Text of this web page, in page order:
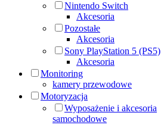
Nintendo Switch
Akcesoria
Pozostałe
Akcesoria
Sony PlayStation 5 (PS5)
Akcesoria
Monitoring
kamery przewodowe
Motoryzacja
Wyposażenie i akcesoria
samochodowe